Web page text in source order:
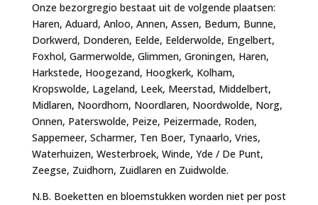
Onze bezorgregio bestaat uit de volgende plaatsen:
Haren, Aduard, Anloo, Annen, Assen, Bedum, Bunne,
Dorkwerd, Donderen, Eelde, Eelderwolde, Engelbert,
Foxhol, Garmerwolde, Glimmen, Groningen, Haren,
Harkstede, Hoogezand, Hoogkerk, Kolham,
Kropswolde, Lageland, Leek, Meerstad, Middelbert,
Midlaren, Noordhorn, Noordlaren, Noordwolde, Norg,
Onnen, Paterswolde, Peize, Peizermade, Roden,
Sappemeer, Scharmer, Ten Boer, Tynaarlo, Vries,
Waterhuizen, Westerbroek, Winde, Yde / De Punt,
Zeegse, Zuidhorn, Zuidlaren en Zuidwolde.
N.B. Boeketten en bloemstukken worden niet per post